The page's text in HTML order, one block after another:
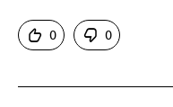
Original
0 0